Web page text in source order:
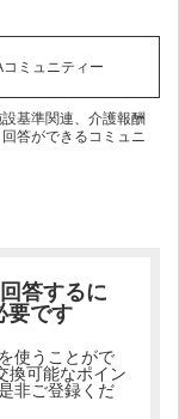
コミュニティー
基準関連、介護報酬
答ができるコミュニ
答するに
要です
使うことがで
換可能なポイン
非ご登録くだ